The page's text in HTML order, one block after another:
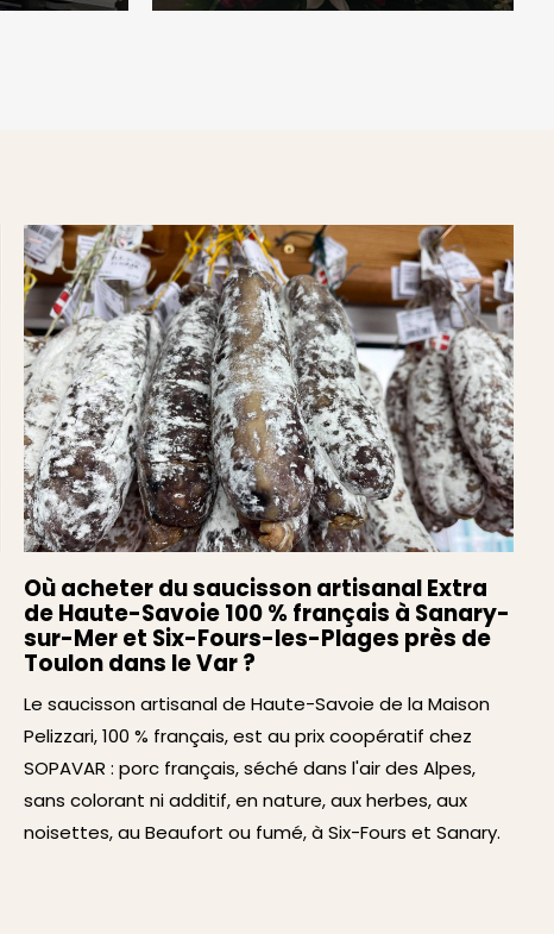
Où acheter du saucisson artisanal Extra
de Haute-Savoie 100 % français à Sanary-
sur-Mer et Six-Fours-les-Plages près de
Toulon dans le Var ?
Le saucisson artisanal de Haute-Savoie de la Maison
Pelizzari, 100 % français, est au prix coopératif chez
SOPAVAR : porc français, séché dans l'air des Alpes,
sans colorant ni additif, en nature, aux herbes, aux
noisettes, au Beaufort ou fumé, à Six-Fours et Sanary.